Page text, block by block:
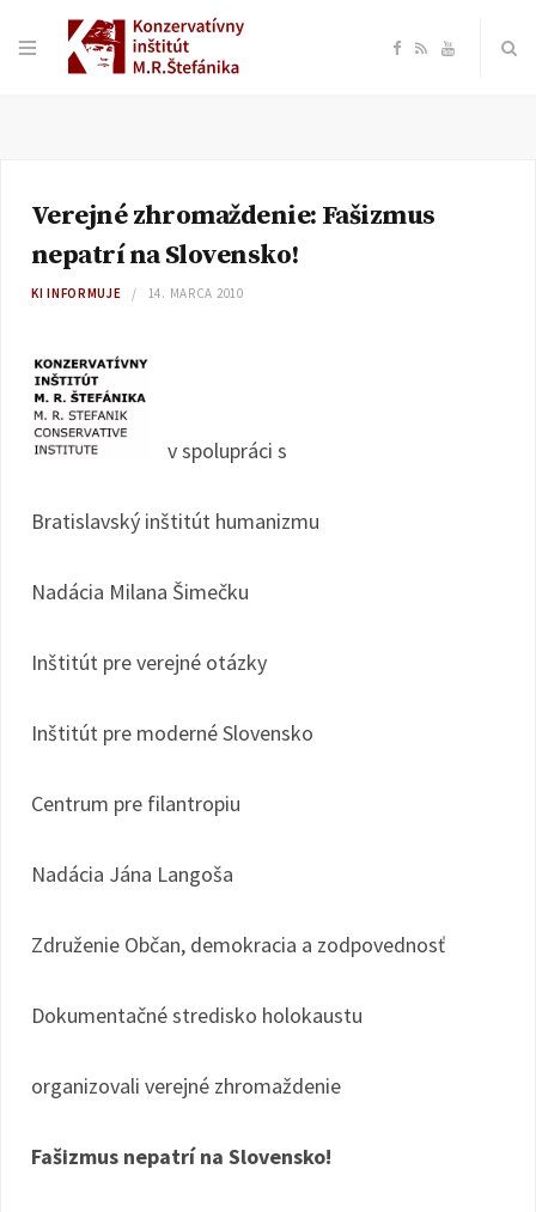
F
e
R Y
Verejné zhromaždenie: Fašizmus
nepatrí na Slovensko!
KI INFORMUJE 14. MARCA 2010
v spolupráci s
Bratislavský inštitút humanizmu
Nadácia Milana Šimečku
Inštitút pre verejné otázky
Inštitút pre moderné Slovensko
Centrum pre filantropiu
Nadácia Jána Langoša
Združenie Občan, demokracia a zodpovednosť
Dokumentačné stredisko holokaustu
organizovali verejné zhromaždenie
Fašizmus nepatrí na Slovensko!